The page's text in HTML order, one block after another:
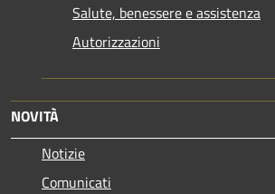
Salute, benessere e assistenza
Autorizzazioni
NOVITÀ
Notizie
Comunicati